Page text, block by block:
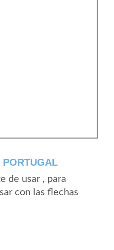
PORTUGAL
de usar , para
con las flechas